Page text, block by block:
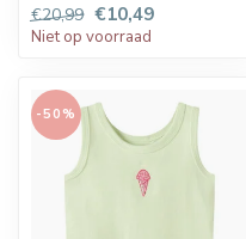
€20,99 €10,49
Niet op voorraad
-50%